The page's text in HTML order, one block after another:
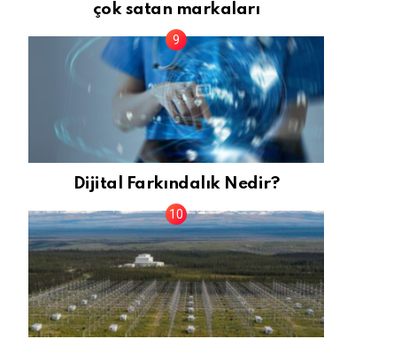
çok satan markaları
Dijital Farkındalık Nedir?